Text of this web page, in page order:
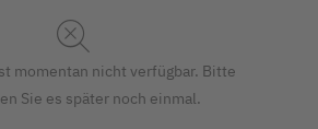
momentan nicht verfügbar. Bitte
Sie es später noch einmal.